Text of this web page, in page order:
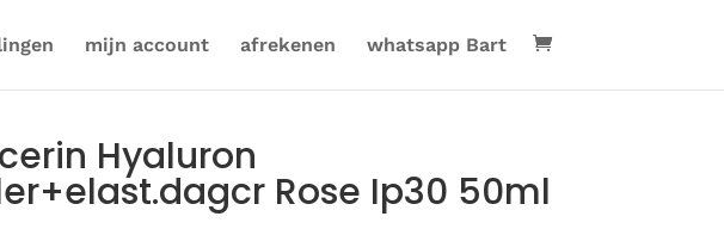
mijn account afrekenen whatsapp Bart
Hyaluron
Rose Ip30 50ml